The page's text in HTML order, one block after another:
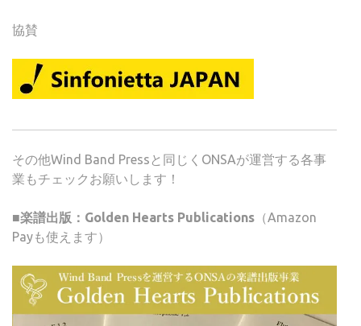
協賛
その他Wind Band Pressと同じくONSAが運営する各事
業もチェックお願いします！
■楽譜出版：Golden Hearts Publications （Amazon
Payも使えます）